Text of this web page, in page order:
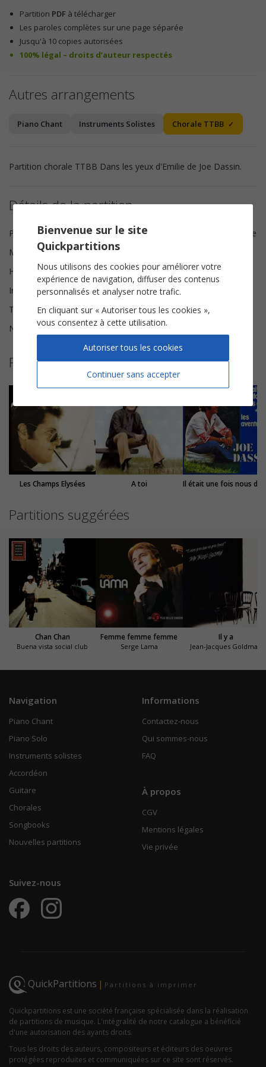
Partition PDF à télécharger
Les paroles complètes sur une page séparée
Jusqu'à 10 copies autorisées
100% légal – droits d’auteur respectés
Autres arrangements
Piano Chant Instruments Solistes Chorale TTBB
Partition chorale TTBB Dans les yeux d'Emilie de Joe Dassin.
Détails de la partition
Paroles
Claude Lemesle, Pierre Delanoe
Musique
Harmonisation
Brice Legée
Instrumentation
Chorale TTBB
Tonalité
Do mineur
Nombre de pages
13
Plus de partitions de Joe Dassin
Les Champs Elysées A toi
Partitions suggérées
Chan Chan
Buena vista social club
Femme femme femme
Serge Lama
Il y a
Jean-Jacques Goldman
Navigation
Piano Chant
Piano Solo
Instruments solistes
Accordéon
Guitare
Chorales
Songbooks
Nouvelles partitions
Informations
Contactez-nous
Qui sommes-nous
FAQ
À propos
CGV
Mentions légales
Vie privée
Suivez-nous
QuickPartitions | Partitions à imprimer
Quickpartitions est une société française spécialisée dans la réalisation
de partitions de musique. L'intégralité de notre catalogue a bénéficié
d'une autorisation des ayants droits.
Tous les droits des auteurs, compositeurs et éditeurs des oeuvres
protégées reproduites et communiquées sur ce site sont réservés.
Bienvenue sur le site
Quickpartitions
Nous utilisons des cookies pour améliorer votre
expérience de navigation, diffuser des contenus
personnalisés et analyser notre trafic.
En cliquant sur « Autoriser tous les cookies »,
vous consentez à cette utilisation.
Continuer sans accepter
Autoriser tous les cookies